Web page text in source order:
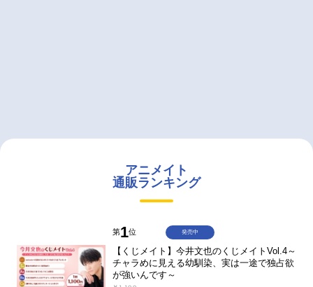
アニメイト
通販ランキング
第1位
【くじメイト】今井文也のくじメイトVol.4～
チャラめに見える幼馴染、実は一途で独占欲
が強いんです～
発売中